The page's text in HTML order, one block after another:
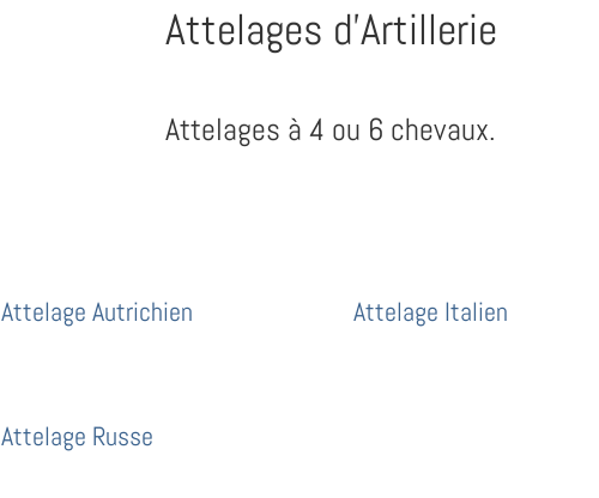
Attelages d'Artillerie
Attelages à 4 ou 6 chevaux.
Attelage Autrichien Attelage Italien
Attelage Russe